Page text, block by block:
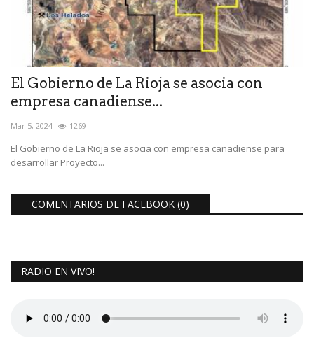
El Gobierno de La Rioja se asocia con
empresa canadiense...
Mar 5, 2024 1269
El Gobierno de La Rioja se asocia con empresa canadiense para
desarrollar Proyecto...
COMENTARIOS DE FACEBOOK (0)
RADIO EN VIVO!